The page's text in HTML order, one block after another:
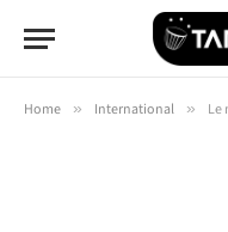
Home » International » Le